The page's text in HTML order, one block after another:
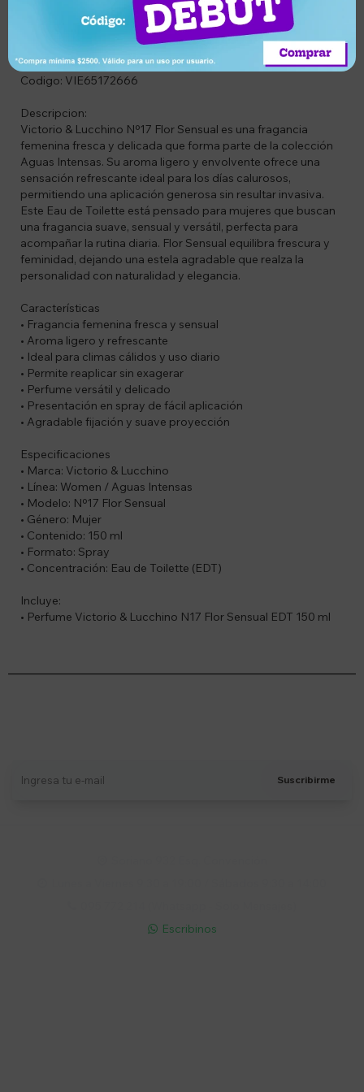
Codigo: VIE65172666
Descripcion:
Victorio & Lucchino Nº17 Flor Sensual es una fragancia
femenina fresca y delicada que forma parte de la colección
Aguas Intensas. Su aroma ligero y envolvente ofrece una
sensación refrescante ideal para los días calurosos,
permitiendo una aplicación generosa sin resultar invasiva.
Este Eau de Toilette está pensado para mujeres que buscan
una fragancia suave, sensual y versátil, perfecta para
acompañar la rutina diaria. Flor Sensual equilibra frescura y
feminidad, dejando una estela agradable que realza la
personalidad con naturalidad y elegancia.
Características
• Fragancia femenina fresca y sensual
• Aroma ligero y refrescante
• Ideal para climas cálidos y uso diario
• Permite reaplicar sin exagerar
• Perfume versátil y delicado
• Presentación en spray de fácil aplicación
• Agradable fijación y suave proyección
Especificaciones
• Marca: Victorio & Lucchino
• Línea: Women / Aguas Intensas
• Modelo: Nº17 Flor Sensual
• Género: Mujer
• Contenido: 150 ml
• Formato: Spray
• Concentración: Eau de Toilette (EDT)
Incluye:
• Perfume Victorio & Lucchino N17 Flor Sensual EDT 150 ml
Suscribirme
 Escribinos